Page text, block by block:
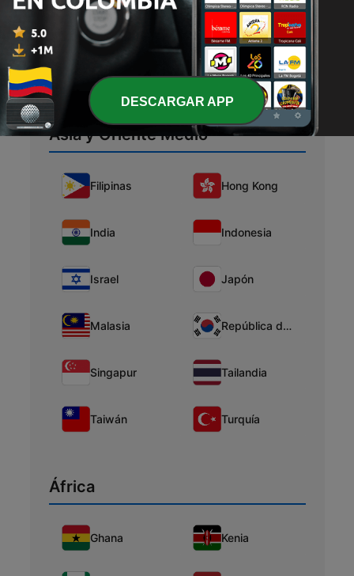
Perú Uruguay
Asia y Oriente Medio
Filipinas Hong Kong
India Indonesia
Israel Japón
Malasia República de Corea
Singapur Tailandia
Taiwán Turquía
África
Ghana Kenia
DESCARGAR APP